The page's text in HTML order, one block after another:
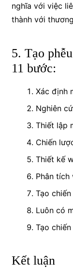
nghĩa với việc
thành với
5. Tạo
11 bước:
Xác định
Nghiên
Thiết lập
Chiến
Thiết kế
Phân tích
Tạo
Luôn có
Tạo
Kết luận